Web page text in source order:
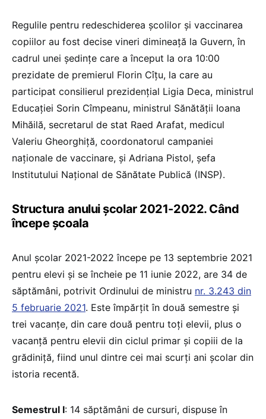
Regulile pentru redeschiderea școlilor și vaccinarea
copiilor au fost decise vineri dimineață la Guvern, în
cadrul unei ședințe care a început la ora 10:00
prezidate de premierul Florin Cîțu, la care au
participat consilierul prezidențial Ligia Deca, ministrul
Educației Sorin Cîmpeanu, ministrul Sănătății Ioana
Mihăilă, secretarul de stat Raed Arafat, medicul
Valeriu Gheorghiță, coordonatorul campaniei
naționale de vaccinare, și Adriana Pistol, șefa
Institutului Național de Sănătate Publică (INSP).
Structura anului școlar 2021-2022. Când
începe școala
Anul şcolar 2021-2022 începe pe 13 septembrie 2021
pentru elevi şi se încheie pe 11 iunie 2022, are 34 de
săptămâni, potrivit Ordinului de ministru nr. 3.243 din
5 februarie 2021. Este împărţit în două semestre şi
trei vacanţe, din care două pentru toţi elevii, plus o
vacanţă pentru elevii din ciclul primar şi copiii de la
grădiniţă, fiind unul dintre cei mai scurți ani școlar din
istoria recentă.
Semestrul I: 14 săptămâni de cursuri, dispuse în